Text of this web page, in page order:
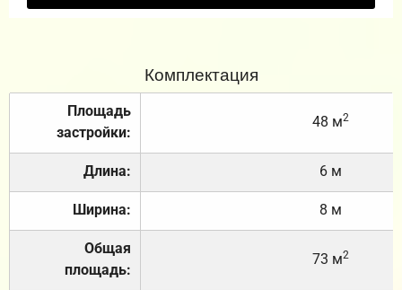
Комплектация
Площадь
застройки:
48 м2
Длина: 6 м
Ширина: 8 м
Общая
площадь:
73 м2